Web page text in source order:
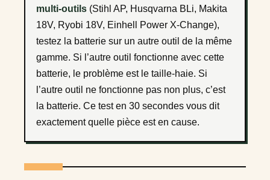
multi-outils (Stihl AP, Husqvarna BLi, Makita
18V, Ryobi 18V, Einhell Power X-Change),
testez la batterie sur un autre outil de la même
gamme. Si l’autre outil fonctionne avec cette
batterie, le problème est le taille-haie. Si
l’autre outil ne fonctionne pas non plus, c’est
la batterie. Ce test en 30 secondes vous dit
exactement quelle pièce est en cause.